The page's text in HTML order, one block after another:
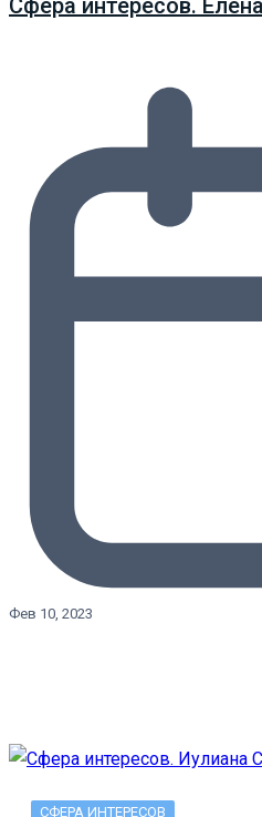
Сфера интересов.
Фев 10, 2023
СФЕРА ИНТЕРЕСОВ